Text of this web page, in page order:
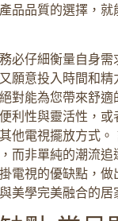
品品質的選擇，
必仔細衡量自身
願意投入時間和精
對能為您帶來舒適
利性與靈活性，
他電視擺放方式
而非單純的潮流
電視的優缺點，
美學完美融合的居